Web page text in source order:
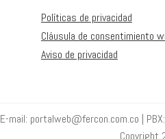
Políticas de privacidad
Cláusula de consentimiento
Aviso de privacidad
E-mail: portalweb@fercon.com.co |
Copyright